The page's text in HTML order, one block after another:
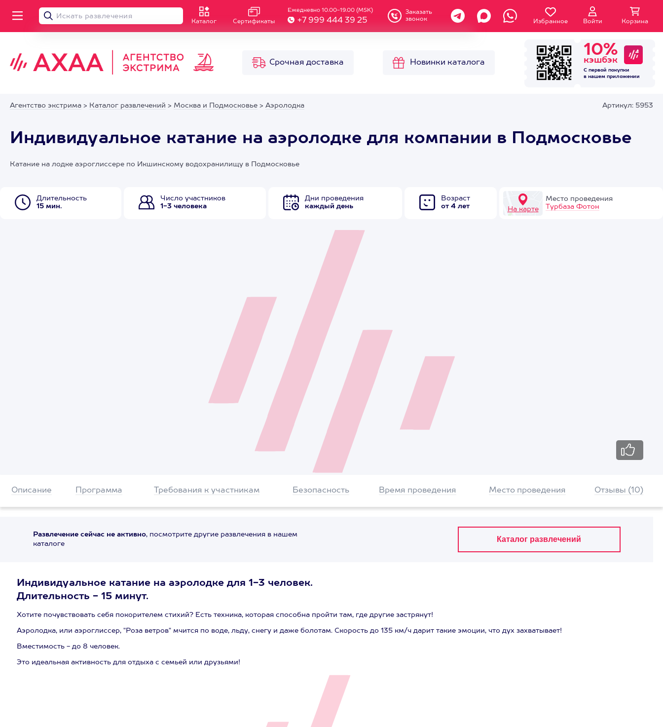
Каталог Сертификаты
Ежедневно 10.00-19.00 (MSK)
+7 999 444 39 25
Заказать
звонок
Избранное Войти Корзина
Срочная доставка Новинки каталога
10%
кэшбэк
С первой покупки
в нашем приложении
Агентство экстрима > Каталог развлечений > Москва и Подмосковье > Аэролодка Артикул: 5953
Индивидуальное катание на аэролодке для компании в Подмосковье
Катание на лодке аэроглиссере по Икшинскому водохранилищу в Подмосковье
Длительность
15 мин.
Число участников
1-3 человека
Дни проведения
каждый день
Возраст
от 4 лет
На карте
Место проведения
Турбаза Фотон
Описание Программа Требования к участникам Безопасность Время проведения Место проведения Отзывы (10)
Развлечение сейчас не активно, посмотрите другие развлечения в нашем
каталоге
Индивидуальное катание на аэролодке для 1-3 человек.
Длительность - 15 минут.
Хотите почувствовать себя покорителем стихий? Есть техника, которая способна пройти там, где другие застрянут!
Аэролодка, или аэроглиссер, "Роза ветров" мчится по воде, льду, снегу и даже болотам. Скорость до 135 км/ч дарит такие эмоции, что дух захватывает!
Вместимость - до 8 человек.
Это идеальная активность для отдыха с семьей или друзьями!